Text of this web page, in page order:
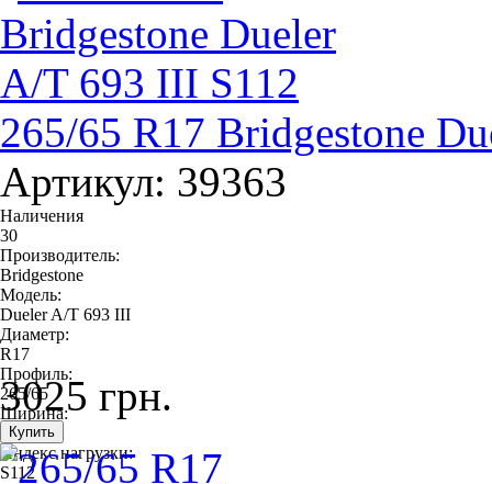
265/65 R17 Bridgestone
Артикул: 39363
Наличения
30
Производитель:
Bridgestone
Модель:
Dueler A/T 693 III
Диаметр:
R17
Профиль:
265/65
Ширина:
265
Индекс нагрузки:
S112
3025 грн.